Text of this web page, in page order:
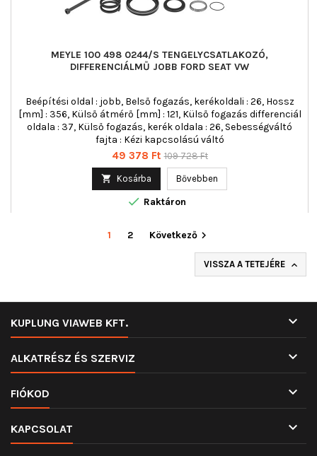
MEYLE 100 498 0244/S TENGELYCSATLAKOZÓ,
DIFFERENCIÁLMŰ JOBB FORD SEAT VW
Beépítési oldal : jobb, Belső fogazás, kerékoldali : 26, Hossz
[mm] : 356, Külső átmérő [mm] : 121, Külső fogazás differenciál
oldala : 37, Külső fogazás, kerék oldala : 26, Sebességváltó
fajta : Kézi kapcsolású váltó
Ár
49 378 Ft Normál
109 728 Ft
 Kosárba Bővebben
 Raktáron
1 2 Következő
VISSZA A TETEJÉRE 
KUPLUNG VIAWEB KFT. 
ALKATRÉSZ ÉS SZERVIZ 
FIÓKOD 
KAPCSOLAT 